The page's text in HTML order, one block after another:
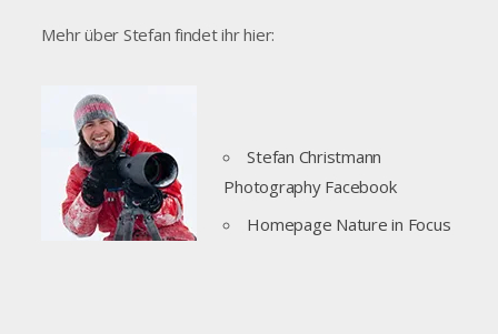
Mehr über Stefan findet ihr hier:
Stefan Christmann
Photography Facebook
Homepage Nature in Focus